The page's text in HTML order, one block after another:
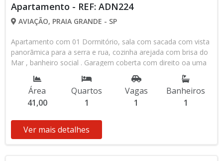
Apartamento - REF: ADN224
AVIAÇÃO, PRAIA GRANDE - SP
Apartamento com 01 Dormitório, sala com sacada com vista
panorãmica para a serra e rua, cozinha arejada com brisa do
Mar , banheiro social . Garagem coberta com direito oa uma
vaga de automovel . Prédio com piscina, salão de jogos e
salão de festas com cozinha completa ,churrasqueira a
carvão . Portaria 24 horas com segurança, para seu maior
conforto em Praia Grande . Venha conhecer o apto e
SP. Documentação OK . Aceita financiamento bancário .
Área
41,00
Quartos
1
Vagas
1
Banheiros
1
Ver mais detalhes